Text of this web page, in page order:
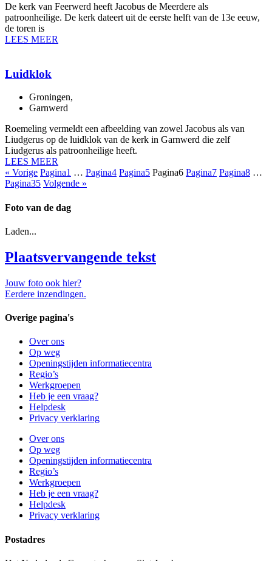
De kerk van Feerwerd heeft Jacobus de Meerdere als
patroonheilige. De kerk dateert uit de eerste helft van de 13e eeuw,
de toren is
LEES MEER
Luidklok
Groningen,
Garnwerd
Roemeling vermeldt een afbeelding van zowel Jacobus als van
Liudgerus op de luidklok van de kerk in Garnwerd die zelf
Liudgerus als patroonheilige heeft.
LEES MEER
« Vorige Pagina1 … Pagina4 Pagina5 Pagina6 Pagina7 Pagina8 …
Pagina35 Volgende »
Foto van de dag
Laden...
Plaatsvervangende tekst
Jouw foto ook hier?
Eerdere inzendingen.
Overige pagina's
Over ons
Op weg
Openingstijden informatiecentra
Regio’s
Werkgroepen
Heb je een vraag?
Helpdesk
Privacy verklaring
Over ons
Op weg
Openingstijden informatiecentra
Regio’s
Werkgroepen
Heb je een vraag?
Helpdesk
Privacy verklaring
Postadres